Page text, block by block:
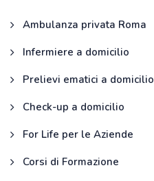
Ambulanza privata Roma
Infermiere a domicilio
Prelievi ematici a domicilio
Check-up a domicilio
For Life per le Aziende
Corsi di Formazione